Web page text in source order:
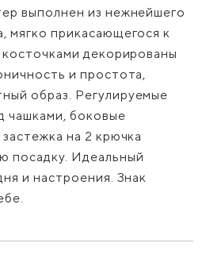
выполнен из нежнейшего
мягко прикасающегося к
декорированы
и простота,
образ. Регулируемые
чашками, боковые
на 2 крючка
посадку. Идеальный
и настроения. Знак